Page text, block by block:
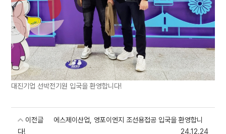
대진기업 선박전기원 입국을 환영합니다!
이전글
에스제이산업, 영포이엔지 조선용접공 입국을 환영합니
다!
24.12.24